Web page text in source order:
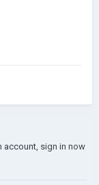
account, sign in now